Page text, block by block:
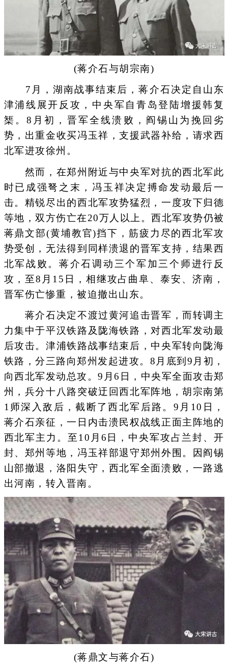
(蒋介石与胡宗南)
7月，湖南战事结束后，蒋介石决定自山东
津浦线展开反攻，中央军自青岛登陆增援韩复
榘。8月初，晋军全线溃败，阎锡山为挽回劣
势，出重金收买冯玉祥，支援武器补给，请求西
北军进攻徐州。
然而，在郑州附近与中央军对抗的西北军此
时已成强弩之末，冯玉祥决定搏命发动最后一
击。精锐尽出的西北军攻势猛烈，一度攻下归德
等地，双方伤亡在20万人以上。西北军攻势仍被
蒋鼎文部(黄埔教官)挡下，筋疲力尽的西北军攻
势受创，无法得到同样溃退的晋军支持，结果西
北军战败。蒋介石调动三个军加三个师进行反
攻，至8月15日，相继攻占曲阜、泰安、济南，
晋军伤亡惨重，被迫撤出山东。
蒋介石决定不渡过黄河追击晋军，而转调主
力集中于平汉铁路及陇海铁路，对西北军发动最
后攻击。津浦铁路战事结束后，中央军转向陇海
铁路，分三路向郑州发起进攻。8月底到9月初，
向西北军发动总攻。9月6日，中央军全面攻击郑
州，兵分十八路突破迂回西北军阵地，胡宗南第
1师深入敌后，截断了西北军后路。9月10日，
蒋介石亲征，一日内击溃民权战线正面主阵地的
西北军主力。至10月6日，中央军攻占兰封、开
封、郑州等地，冯玉祥部退守郑州外围。因阎锡
山部撤退，洛阳失守，西北军全面溃败，一路逃
出河南，转入晋南。
(蒋鼎文与蒋介石)